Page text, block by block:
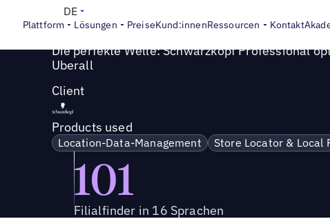
Plattform Lösungen PreiseKund:innenRessourcen Kontakt
DE
Success Story Schwarzkopf Professional von Henkel sorgt
Die perfekte Welle: Schwarzkopf Professional
Uberall
Client
Products used
Location-Data-Management Store Locator & Local
101
Filialfinder in 16 Sprachen